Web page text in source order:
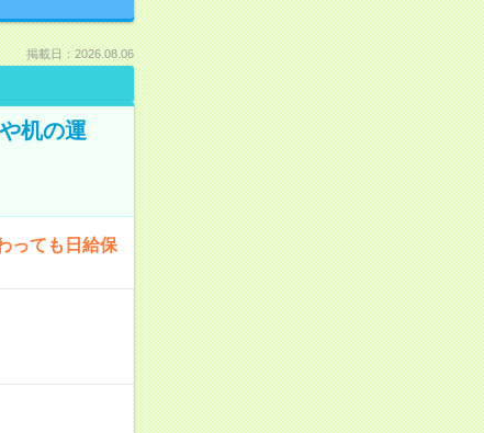
掲載日：2026.08.06
机の運
っても日給保